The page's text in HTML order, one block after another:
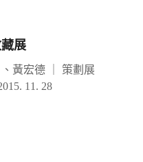
展
黃宏德
策劃展
11. 28